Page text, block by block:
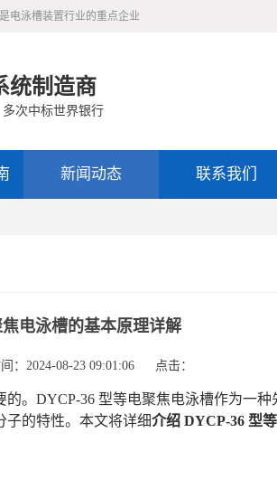
电泳槽装置行业的重点企业
统制造商
次中标世界银行
新闻动态 联系我们
电泳槽的基本原理详解
：2024-08-23 09:01:06 点击：
。DYCP-36 型等电聚焦电泳槽作为一种
子的特性。本文将详细介绍 DYCP-36 型